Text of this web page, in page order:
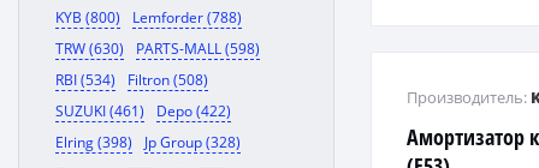
KYB (800)
Lemforder (788)
TRW (630)
PARTS-MALL (598)
RBI (534)
Filtron (508)
SUZUKI (461)
Depo (422)
Elring (398)
Jp Group (328)
Амортизатор
Производитель: